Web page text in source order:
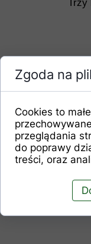
Zgoda na
Cookies to
przeglądania
do poprawy
treści, oraz